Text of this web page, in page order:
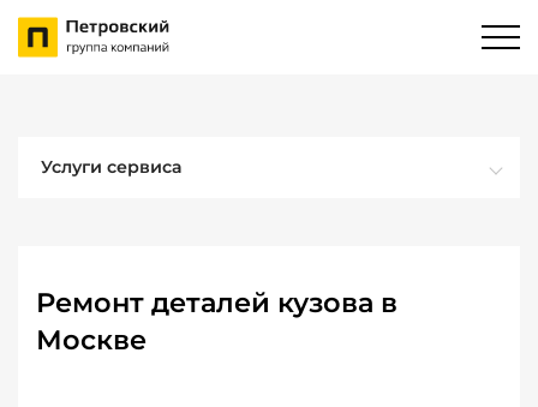
Услуги сервиса
Ремонт деталей кузова в
Москве